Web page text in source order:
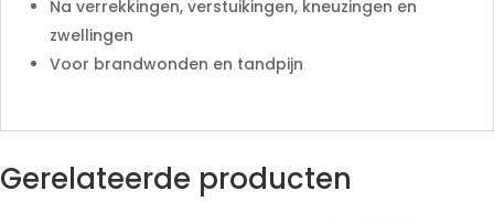
Na verrekkingen, verstuikingen, kneuzingen en
zwellingen
Voor brandwonden en tandpijn
Gerelateerde producten